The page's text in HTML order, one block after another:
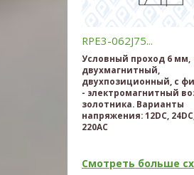
RPE3-062J75...
Условный проход 6 мм,
двухмагнитный,
двухпозиционный, с
- электромагнитный
золотника. Варианты
напряжения: 12DC,
220AC
Смотреть больше